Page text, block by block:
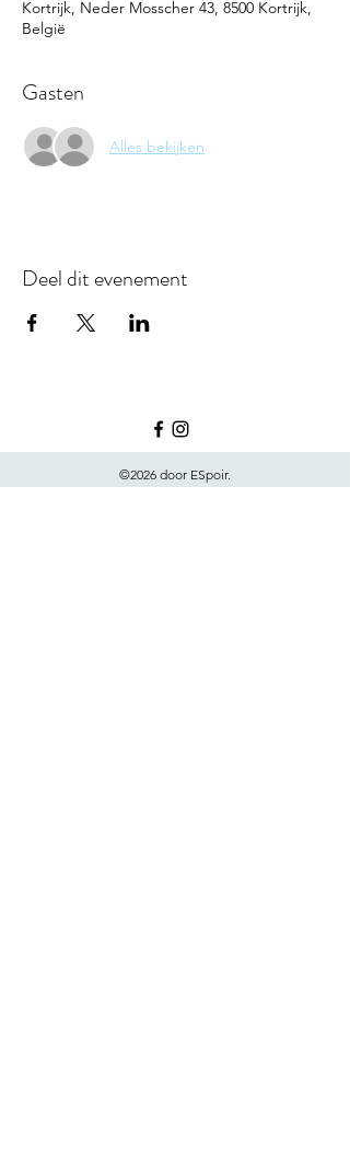
Kortrijk, Neder Mosscher 43, 8500 Kortrijk,
België
Gasten
Alles bekijken
Deel dit evenement
©2026 door ESpoir.